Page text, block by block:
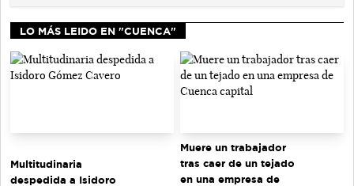
LO MÁS LEIDO EN "CUENCA"
Multitudinaria
despedida a Isidoro
Muere un trabajador
tras caer de un tejado
en una empresa de